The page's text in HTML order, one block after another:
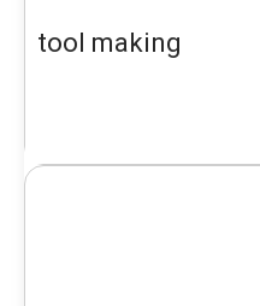
tool making